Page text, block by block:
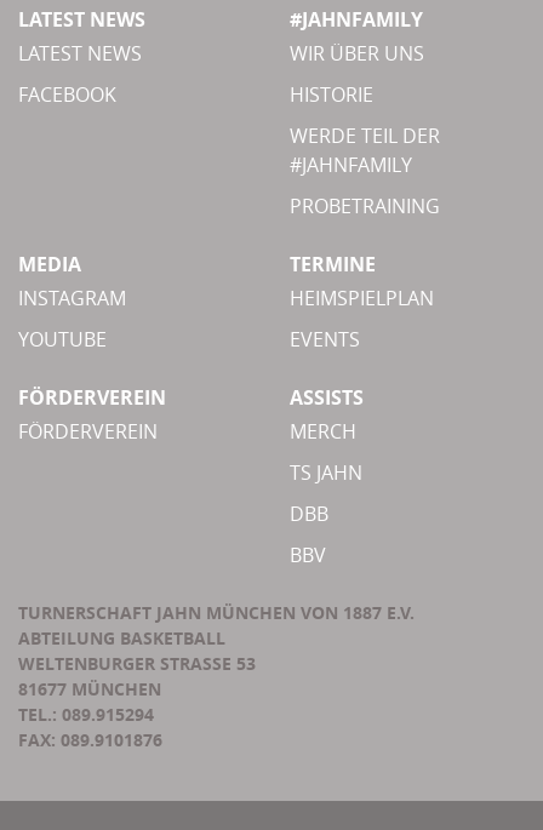
LATEST NEWS
LATEST NEWS
FACEBOOK
#JAHNFAMILY
WIR ÜBER UNS
HISTORIE
WERDE TEIL DER
#JAHNFAMILY
PROBETRAINING
MEDIA
INSTAGRAM
YOUTUBE
TERMINE
HEIMSPIELPLAN
EVENTS
FÖRDERVEREIN
FÖRDERVEREIN
ASSISTS
MERCH
TS JAHN
DBB
BBV
TURNERSCHAFT JAHN MÜNCHEN VON 1887 E.V.
ABTEILUNG BASKETBALL
WELTENBURGER STRASSE 53
81677 MÜNCHEN
TEL.: 089.915294
FAX: 089.9101876